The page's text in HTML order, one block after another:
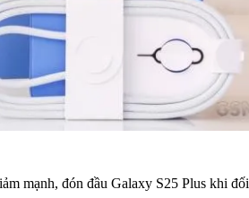
mạnh, đón đầu Galaxy S25 Plus khi